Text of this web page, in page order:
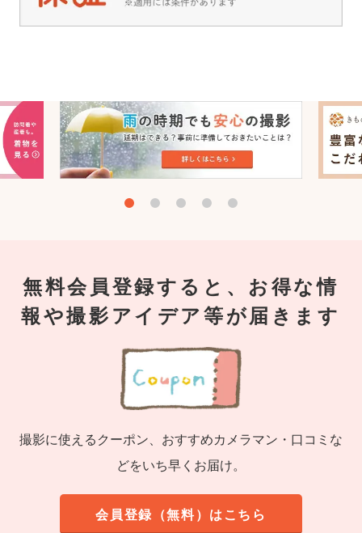
無料会員登録すると、お得な情
報や撮影アイデア等が届きます
撮影に使えるクーポン、おすすめカメラマン・口コミな
どをいち早くお届け。
会員登録（無料）はこちら